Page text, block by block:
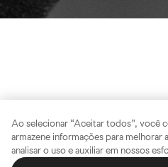
Ao selecionar “Aceitar todos”, você
armazene informações para melhorar
analisar o uso e auxiliar em nossos